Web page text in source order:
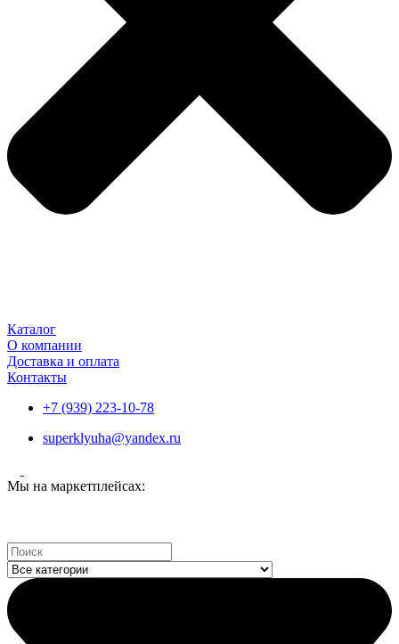
Каталог
О компании
Доставка и оплата
Контакты
+7 (939) 223-10-78
superklyuha@yandex.ru
Мы на маркетплейсах:
Search
...